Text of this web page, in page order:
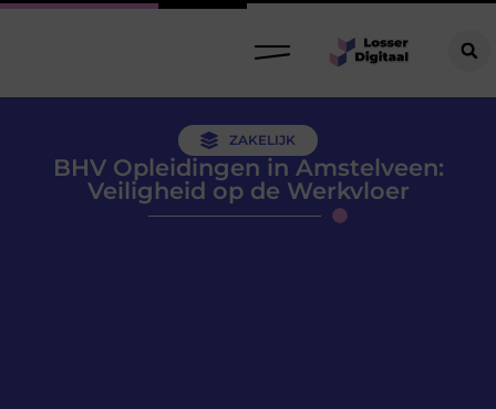
ZAKELIJK
BHV Opleidingen in Amstelveen:
Veiligheid op de Werkvloer